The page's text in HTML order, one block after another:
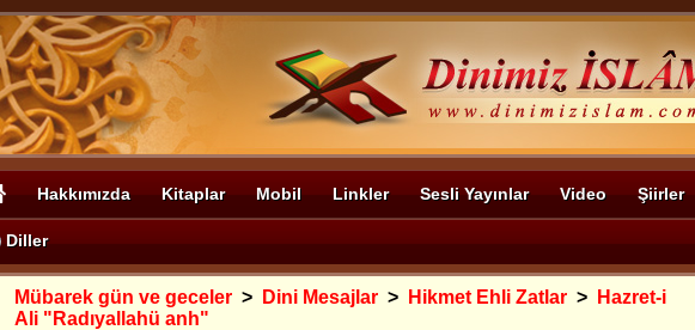
Hakkımızda Kitaplar Mobil Linkler Sesli Yayınlar Video Şiirler
Diller
Mübarek gün ve geceler > Dini Mesajlar > Hikmet Ehli Zatlar >
Hazret-i
Ali "Radıyallahü anh"